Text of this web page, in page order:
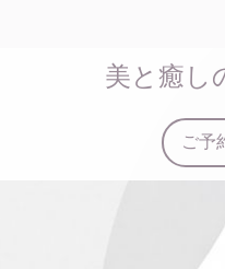
美と癒し
ご予